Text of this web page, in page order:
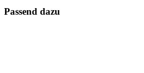
Passend dazu